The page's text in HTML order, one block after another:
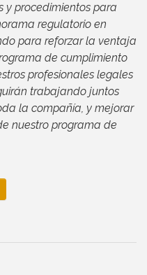
y procedimientos para
regulatorio en
para reforzar la ventaja
de cumplimiento
profesionales legales
trabajando juntos
la compañía, y mejorar
nuestro programa de